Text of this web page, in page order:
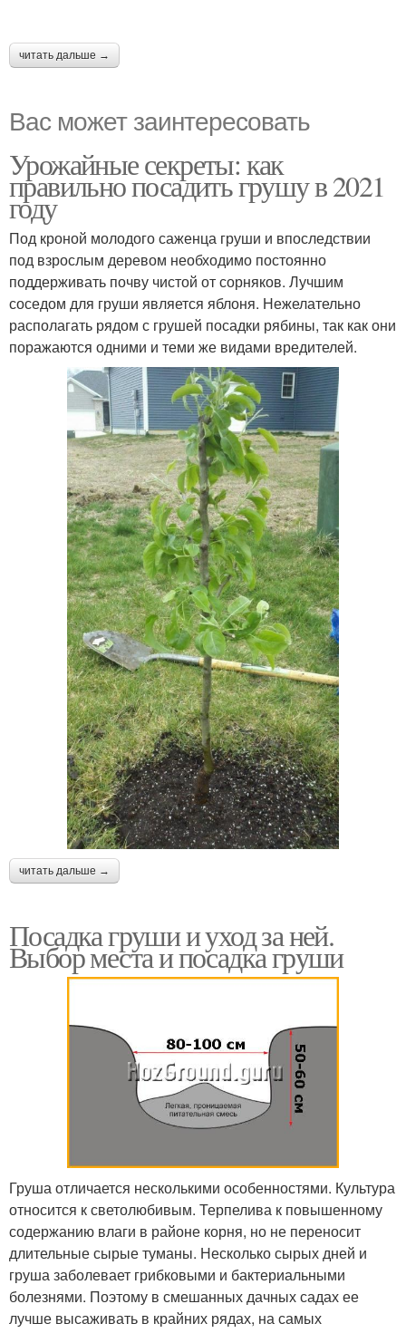
читать дальше →
Вас может заинтересовать
Урожайные секреты: как
правильно посадить грушу в 2021
году
Под кроной молодого саженца груши и впоследствии
под взрослым деревом необходимо постоянно
поддерживать почву чистой от сорняков. Лучшим
соседом для груши является яблоня. Нежелательно
располагать рядом с грушей посадки рябины, так как они
поражаются одними и теми же видами вредителей.
читать дальше →
Посадка груши и уход за ней.
Выбор места и посадка груши
Груша отличается несколькими особенностями. Культура
относится к светолюбивым. Терпелива к повышенному
содержанию влаги в районе корня, но не переносит
длительные сырые туманы. Несколько сырых дней и
груша заболевает грибковыми и бактериальными
болезнями. Поэтому в смешанных дачных садах ее
лучше высаживать в крайних рядах, на самых